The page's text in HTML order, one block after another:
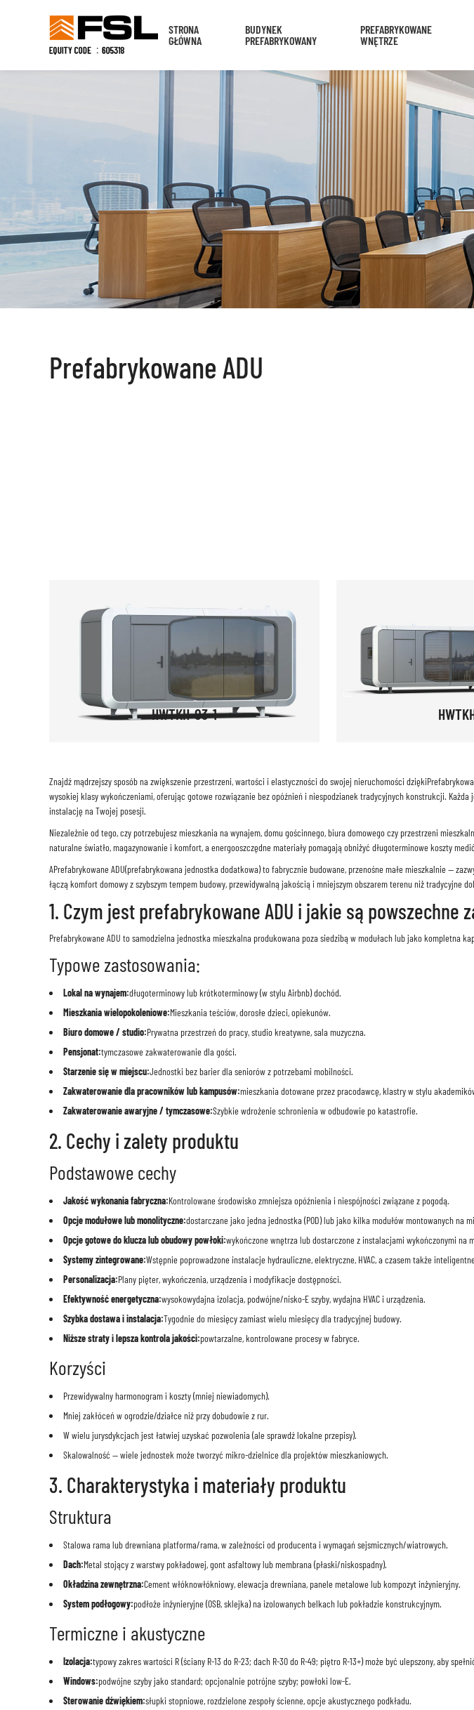
STRONA
GŁÓWNA
BUDYNEK
PREFABRYKOWANY
PREFABRYKOWANE
WNĘTRZE
Prefabrykowane ADU
HWTKH-03-1
Znajdź mądrzejszy sposób na zwiększenie przestrzeni, wartości i elastyczności do swojej nieruchomości dzięki
wysokiej klasy wykończeniami, oferując gotowe rozwiązanie bez opóźnień i niespodzianek tradycyjnych konstrukcji.
instalację na Twojej posesji.
Niezależnie od tego, czy potrzebujesz mieszkania na wynajem, domu gościnnego, biura domowego czy przestrzeni
naturalne światło, magazynowanie i komfort, a energooszczędne materiały pomagają obniżyć długoterminowe koszty
APrefabrykowane ADU(prefabrykowana jednostka dodatkowa) to fabrycznie budowane, przenośne małe mieszkalnie —
łączą komfort domowy z szybszym tempem budowy, przewidywalną jakością i mniejszym obszarem terenu niż tradycyjne
1. Czym jest prefabrykowane ADU i jakie są powszechne
Prefabrykowane ADU to samodzielna jednostka mieszkalna produkowana poza siedzibą w modułach lub jako kompletna
Typowe zastosowania:
Lokal na wynajem:długoterminowy lub krótkoterminowy (w stylu Airbnb) dochód.
Mieszkania wielopokoleniowe:Mieszkania teściów, dorosłe dzieci, opiekunów.
Biuro domowe / studio:Prywatna przestrzeń do pracy, studio kreatywne, sala muzyczna.
Pensjonat:tymczasowe zakwaterowanie dla gości.
Starzenie się w miejscu:Jednostki bez barier dla seniorów z potrzebami mobilności.
Zakwaterowanie dla pracowników lub kampusów:mieszkania dotowane przez pracodawcę, klastry w stylu
Zakwaterowanie awaryjne / tymczasowe:Szybkie wdrożenie schronienia w odbudowie po katastrofie.
2. Cechy i zalety produktu
Podstawowe cechy
Jakość wykonania fabryczna:Kontrolowane środowisko zmniejsza opóźnienia i niespójności związane z pogodą.
Opcje modułowe lub monolityczne:dostarczane jako jedna jednostka (POD) lub jako kilka modułów montowanych na
Opcje gotowe do klucza lub obudowy powłoki:wykończone wnętrza lub dostarczone z instalacjami wykończonymi na
Systemy zintegrowane:Wstępnie poprowadzone instalacje hydrauliczne, elektryczne, HVAC, a czasem także
Personalizacja:Plany pięter, wykończenia, urządzenia i modyfikacje dostępności.
Efektywność energetyczna:wysokowydajna izolacja, podwójne/nisko-E szyby, wydajna HVAC i urządzenia.
Szybka dostawa i instalacja:Tygodnie do miesięcy zamiast wielu miesięcy dla tradycyjnej budowy.
Niższe straty i lepsza kontrola jakości:powtarzalne, kontrolowane procesy w fabryce.
Korzyści
Przewidywalny harmonogram i koszty (mniej niewiadomych).
Mniej zakłóceń w ogrodzie/działce niż przy dobudowie z rur.
W wielu jurysdykcjach jest łatwiej uzyskać pozwolenia (ale sprawdź lokalne przepisy).
Skalowalność — wiele jednostek może tworzyć mikro-dzielnice dla projektów mieszkaniowych.
3. Charakterystyka i materiały produktu
Struktura
Stalowa rama lub drewniana platforma/rama, w zależności od producenta i wymagań sejsmicznych/wiatrowych.
Dach:Metal stojący z warstwy pokładowej, gont asfaltowy lub membrana (płaski/niskospadny).
Okładzina zewnętrzna:Cement włóknowłókniowy, elewacja drewniana, panele metalowe lub kompozyt inżynieryjny.
System podłogowy:podłoże inżynieryjne (OSB, sklejka) na izolowanych belkach lub pokładzie konstrukcyjnym.
Termiczne i akustyczne
Izolacja:typowy zakres wartości R (ściany R-13 do R-23; dach R-30 do R-49; piętro R-13+) może być ulepszony, aby
Windows:podwójne szyby jako standard; opcjonalnie potrójne szyby; powłoki low-E.
Sterowanie dźwiękiem:słupki stopniowe, rozdzielone zespoły ścienne, opcje akustycznego podkładu.